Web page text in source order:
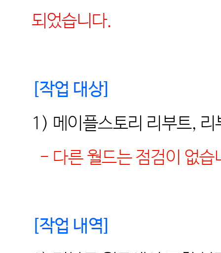
되었습니다.
작업 대상]
1) 메이플스토리 리부트,
- 다른 월드는 점검이 없습
작업 내역